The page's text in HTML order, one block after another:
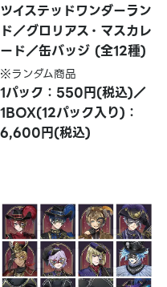
ツイステッドワンダーラン
ド／グロリアス・マスカレ
ード／缶バッジ (全12種)
※ランダム商品
1パック：550円(税込)／
1BOX(12パック入り)：
6,600円(税込)